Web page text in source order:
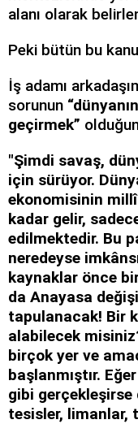
alanı olarak
Peki bütün bu
İş adamı
sorunun
geçirmek”
"Şimdi savaş,
için sürüyor.
ekonomisinin
kadar gelir,
edilmektedir. Bu
neredeyse
kaynaklar önce
da Anayasa
tapulanacak! Bir
alabilecek
birçok yer ve
başlanmıştır.
gibi gerçekleşirse
tesisler, limanlar,